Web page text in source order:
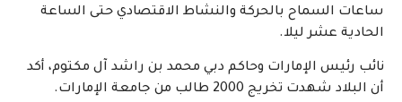
ساعات السماح بالحركة والنشاط الاقتصادي حتى الساعة
الحادية عشر ليلا.
نائب رئيس الإمارات وحاكم دبي محمد بن راشد آل مكتوم، أكد
أن البلاد شهدت تخريج 2000 طالب من جامعة الإمارات.